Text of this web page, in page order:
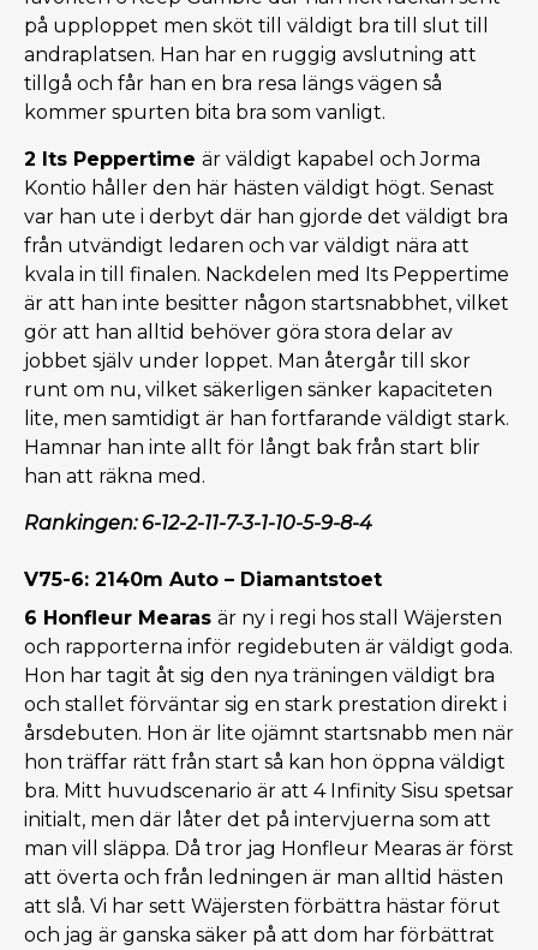
på upploppet men sköt till väldigt bra till slut till
andraplatsen. Han har en ruggig avslutning att
tillgå och får han en bra resa längs vägen så
kommer spurten bita bra som vanligt.
2 Its Peppertime är väldigt kapabel och Jorma
Kontio håller den här hästen väldigt högt. Senast
var han ute i derbyt där han gjorde det väldigt bra
från utvändigt ledaren och var väldigt nära att
kvala in till finalen. Nackdelen med Its Peppertime
är att han inte besitter någon startsnabbhet, vilket
gör att han alltid behöver göra stora delar av
jobbet själv under loppet. Man återgår till skor
runt om nu, vilket säkerligen sänker kapaciteten
lite, men samtidigt är han fortfarande väldigt stark.
Hamnar han inte allt för långt bak från start blir
han att räkna med.
Rankingen: 6-12-2-11-7-3-1-10-5-9-8-4
V75-6: 2140m Auto – Diamantstoet
6 Honfleur Mearas är ny i regi hos stall Wäjersten
och rapporterna inför regidebuten är väldigt goda.
Hon har tagit åt sig den nya träningen väldigt bra
och stallet förväntar sig en stark prestation direkt i
årsdebuten. Hon är lite ojämnt startsnabb men när
hon träffar rätt från start så kan hon öppna väldigt
bra. Mitt huvudscenario är att 4 Infinity Sisu spetsar
initialt, men där låter det på intervjuerna som att
man vill släppa. Då tror jag Honfleur Mearas är först
att överta och från ledningen är man alltid hästen
att slå. Vi har sett Wäjersten förbättra hästar förut
och jag är ganska säker på att dom har förbättrat